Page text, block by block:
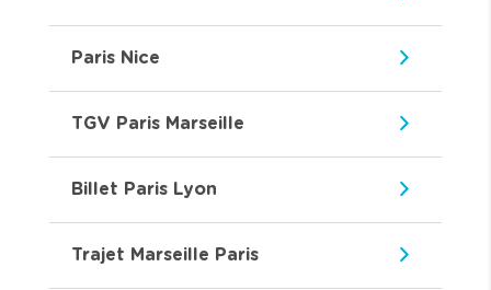
Paris Nice
TGV Paris Marseille
Billet Paris Lyon
Trajet Marseille Paris